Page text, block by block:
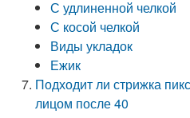
С удлиненной челкой
С косой челкой
Виды укладок
Ежик
Подходит ли стрижка
лицом после 40